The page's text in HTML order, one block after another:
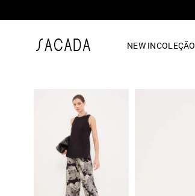
NEW INCOLEÇÃO
vestido midi
vestido curto